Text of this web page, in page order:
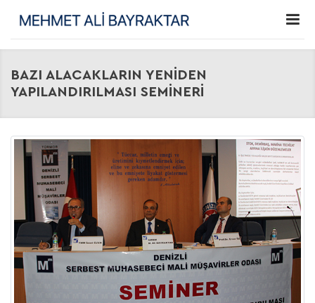
BAZI ALACAKLARIN YENİDEN
YAPILANDIRILMASI SEMİNERİ